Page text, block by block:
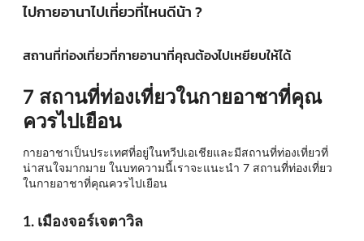
ไปกายอานาไปเที่ยวที่ไหนดีน้า ?
สถานที่ท่องเที่ยวที่กายอานาที่คุณต้องไปเหยียบให้ได้
7 สถานที่ท่องเที่ยวในกายอาชาที่คุณ
ควรไปเยือน
กายอาชาเป็นประเทศที่อยู่ในทวีปเอเชียและมีสถานที่ท่องเที่ยวที่
น่าสนใจมากมาย ในบทความนี้เราจะแนะนำ 7 สถานที่ท่องเที่ยว
ในกายอาชาที่คุณควรไปเยือน
1. เมืองจอร์เจตาวิล